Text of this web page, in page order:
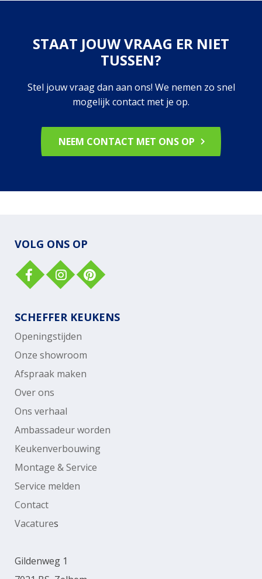
STAAT JOUW VRAAG ER NIET
TUSSEN?
Stel jouw vraag dan aan ons! We nemen zo snel
mogelijk contact met je op.
NEEM CONTACT MET ONS OP
VOLG ONS OP
SCHEFFER KEUKENS
Openingstijden
Onze showroom
Afspraak maken
Over ons
Ons verhaal
Ambassadeur worden
Keukenverbouwing
Montage & Service
Service melden
Contact
Vacatures
Gildenweg 1